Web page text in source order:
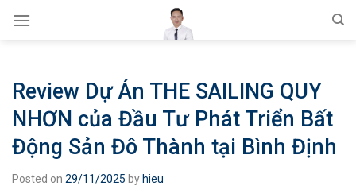
Review Dự Án THE SAILING QUY
NHƠN của Đầu Tư Phát Triển Bất
Động Sản Đô Thành tại Bình Định
Posted on 29/11/2025 byhieu